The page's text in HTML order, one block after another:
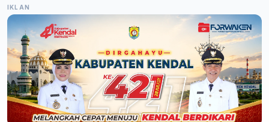
IKLAN